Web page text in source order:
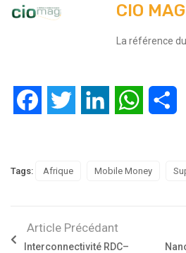
CIO MAG
La référence
FacebookTwitter LinkedIn
Tags: Afrique Mobile Money
Article Précédant
Interconnectivité RDC–